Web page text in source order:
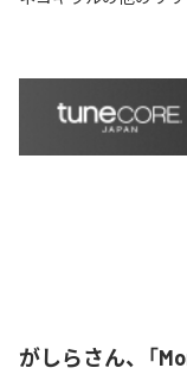
がしらさん、「